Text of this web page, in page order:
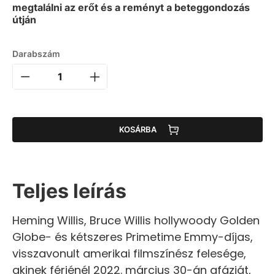
megtalálni az erőt és a reményt a beteggondozás
útján
Darabszám
KOSÁRBA
Teljes leírás
Heming Willis, Bruce Willis hollywoody Golden
Globe- és kétszeres Primetime Emmy-díjas,
visszavonult amerikai filmszínész felesége,
akinek férjénél 2022. március 30-án afáziát,